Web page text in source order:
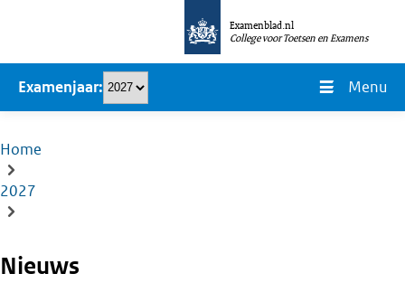
naar
inhoud
Examenblad.nl
College voor Toetsen en Examens
Examenjaar Menu
Kruimelpad
Home
2027
Nieuws